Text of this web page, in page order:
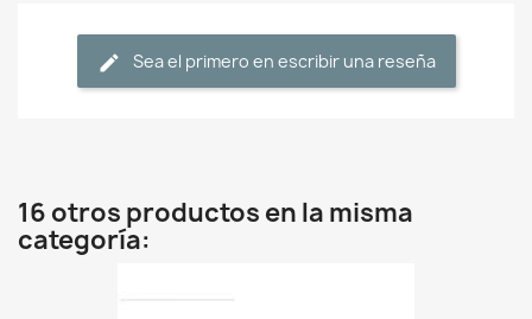
Sea el primero en escribir una reseña
16 otros productos en la misma
categoría: